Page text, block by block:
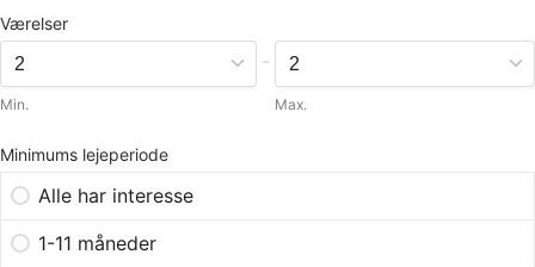
Værelser
Min.
-
Max.
Minimums lejeperiode
Alle har interesse
1-11 måneder